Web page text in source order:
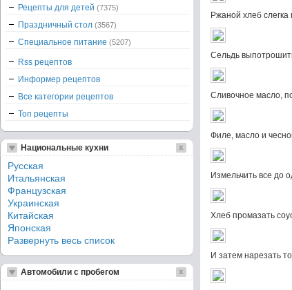
Ржаной хлеб
Сельдь
Сливочное масло,
Филе, масло и
Измельчить все до
Хлеб промазать
И затем нарезать
Рецепты для детей (7375)
Праздничный стол (3567)
Специальное питание (5207)
Rss рецептов
Информер рецептов
Все категории рецептов
Топ рецепты
Национальные кухни
Русская
Итальянская
Французская
Украинская
Китайская
Японская
Развернуть весь список
Автомобили с пробегом